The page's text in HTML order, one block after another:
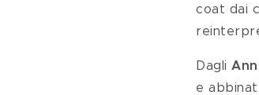
coat dai
Dagli
e